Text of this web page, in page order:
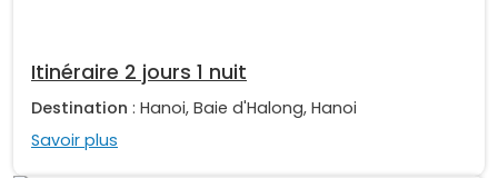
Itinéraire 2 jours 1 nuit
Destination : Hanoi, Baie d'Halong, Hanoi
Savoir plus